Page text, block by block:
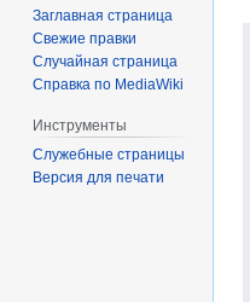
Заглавная страница
Свежие правки
Случайная страница
Справка по MediaWiki
Инструменты
Служебные страницы
Версия для печати